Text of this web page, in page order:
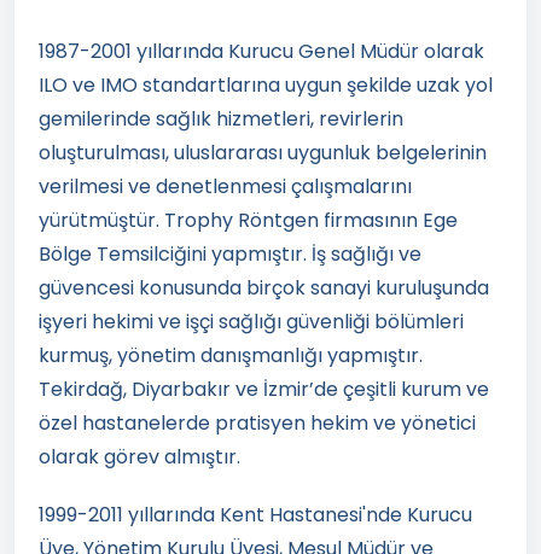
1987-2001 yıllarında Kurucu Genel Müdür olarak
ILO ve IMO standartlarına uygun şekilde uzak yol
gemilerinde sağlık hizmetleri, revirlerin
oluşturulması, uluslararası uygunluk belgelerinin
verilmesi ve denetlenmesi çalışmalarını
yürütmüştür. Trophy Röntgen firmasının Ege
Bölge Temsilciğini yapmıştır. İş sağlığı ve
güvencesi konusunda birçok sanayi kuruluşunda
işyeri hekimi ve işçi sağlığı güvenliği bölümleri
kurmuş, yönetim danışmanlığı yapmıştır.
Tekirdağ, Diyarbakır ve İzmir’de çeşitli kurum ve
özel hastanelerde pratisyen hekim ve yönetici
olarak görev almıştır.
1999-2011 yıllarında Kent Hastanesi'nde Kurucu
Üye, Yönetim Kurulu Üyesi, Mesul Müdür ve